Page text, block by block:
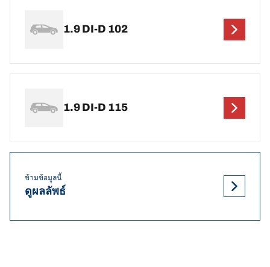
1.9 DI-D 102
1.9 DI-D 115
ข้ามข้อมูลนี้
ดูผลลัพธ์